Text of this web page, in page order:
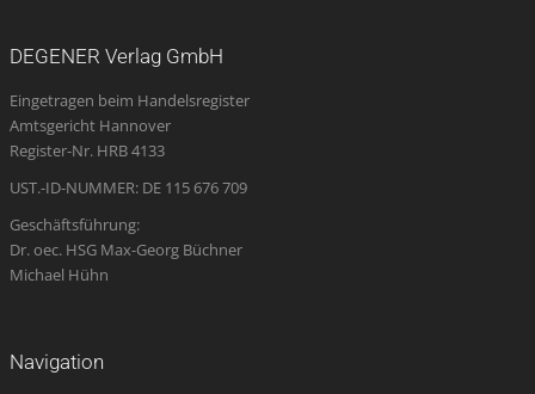
new
window
new
window
new
window
opens
in
new
new
DEGENER Verlag GmbH
Eingetragen beim Handelsregister
Amtsgericht Hannover
Register-Nr. HRB 4133
UST.-ID-NUMMER: DE 115 676 709
Geschäftsführung:
Dr. oec. HSG Max-Georg Büchner
Michael Hühn
Navigation